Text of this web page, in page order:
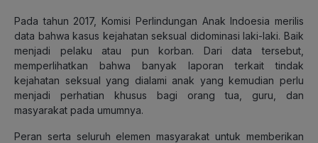
Pada tahun 2017, Komisi Perlindungan Anak Indoesia merilis
data bahwa kasus kejahatan seksual didominasi laki-laki. Baik
menjadi pelaku atau pun korban. Dari data tersebut,
memperlihatkan bahwa banyak laporan terkait tindak
kejahatan seksual yang dialami anak yang kemudian perlu
menjadi perhatian khusus bagi orang tua, guru, dan
masyarakat pada umumnya.
Peran serta seluruh elemen masyarakat untuk memberikan